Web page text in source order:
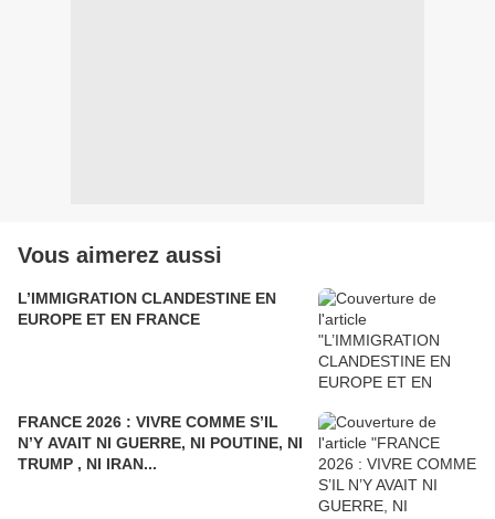
Vous aimerez aussi
L’IMMIGRATION CLANDESTINE EN
EUROPE ET EN FRANCE
FRANCE 2026 : VIVRE COMME S’IL
N’Y AVAIT NI GUERRE, NI POUTINE, NI
TRUMP , NI IRAN...